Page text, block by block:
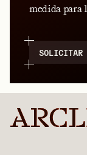
medida para
SOLICITAR